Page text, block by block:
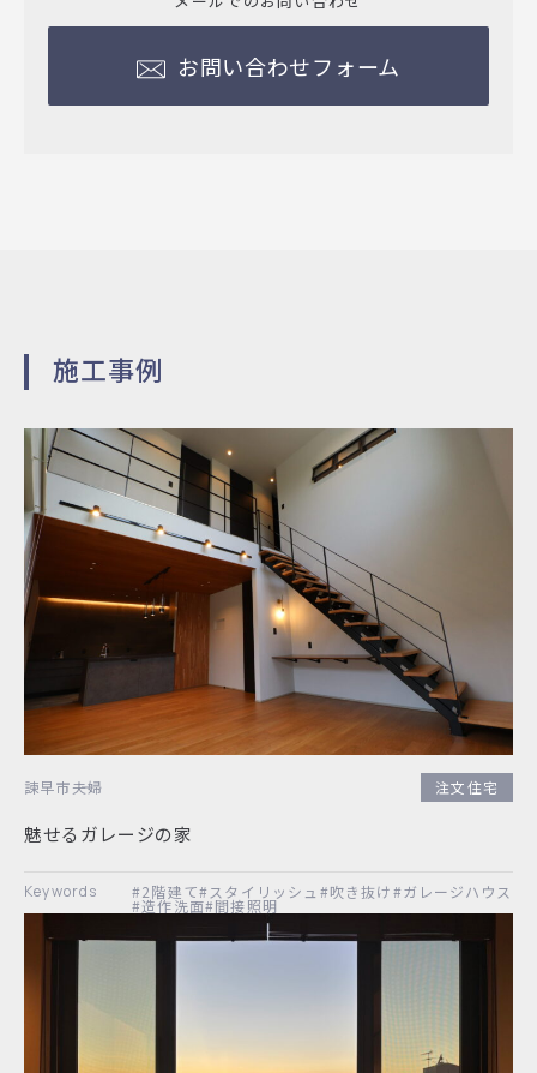
お問い合わせフォーム
施工事例
諫早市夫婦 注文住宅
魅せるガレージの家
#2階建て#スタイリッシュ #吹き抜け#ガレージハウス
#造作洗面#間接照明